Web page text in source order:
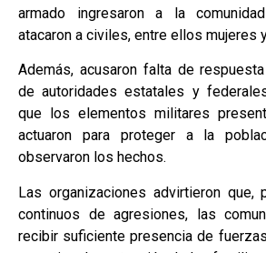
armado ingresaron a la
atacaron a civiles, entre ellos mujeres
Además, acusaron falta de
de autoridades estatales y
que los elementos militares
actuaron para proteger a la
observaron los hechos.
Las organizaciones advirtieron que,
continuos de agresiones, las
recibir suficiente presencia de